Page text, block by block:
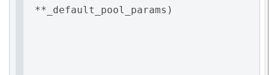
**_default_pool_params)